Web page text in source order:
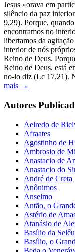
Jesus «orava em
silêncio da paz
9,29). Porque,
encontramos no
libertamos da
interior de nós
Reino de Deus.
Reino de Deus, está
no-lo diz (Lc 17,21).
mais →
Autores
Aelredo de
Afraates
Agostinho de
Ambrosio de
Anastacio de
Anastacio do
André de Creta
Anônimos
Anselmo
Antão, o
Astério de
Atanásio de
Basílio da
Basílio, o